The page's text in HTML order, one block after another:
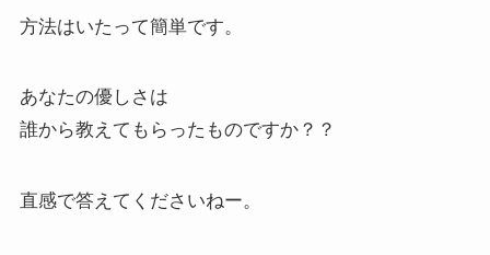
方法はいたって簡単です。
あなたの優しさは
誰から教えてもらったものですか？？
直感で答えてくださいねー。